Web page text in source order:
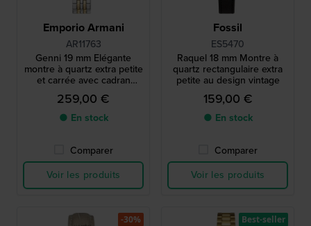
Emporio Armani
AR11763
Genni 19 mm Elégante
montre à quartz extra petite
et carrée avec cadran
Nacre
259,00 €
● En stock
Comparer
Voir les produits
Fossil
ES5470
Raquel 18 mm Montre à
quartz rectangulaire extra
petite au design vintage
159,00 €
● En stock
Comparer
Voir les produits
-30% Best-seller